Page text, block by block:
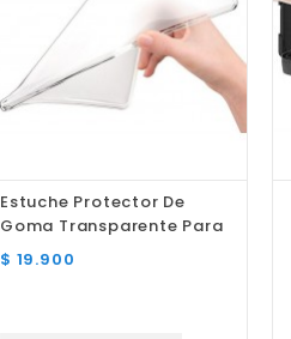
Estuche Protector De
Goma Transparente Para
Tablet
Precio
$ 19.900